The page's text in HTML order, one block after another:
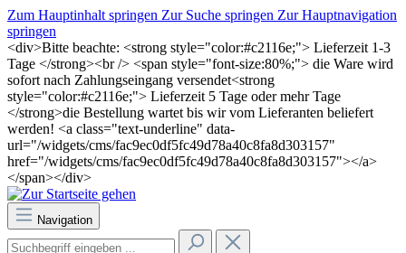
Zum Hauptinhalt springen Zur Suche springen Zur Hauptnavigation
springen
<div>Bitte beachte: <strong style="color:#c2116e;"> Lieferzeit 1-3
Tage </strong><br /> <span style="font-size:80%;"> die Ware wird
sofort nach Zahlungseingang versendet<strong
style="color:#c2116e;"> Lieferzeit 5 Tage oder mehr Tage
</strong>die Bestellung wartet bis wir vom Lieferanten beliefert
werden! <a class="text-underline" data-
url="/widgets/cms/fac9ec0df5fc49d78a40c8fa8d303157"
href="/widgets/cms/fac9ec0df5fc49d78a40c8fa8d303157"></a>
</span></div>
Navigation